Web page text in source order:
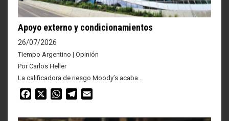
Apoyo externo y condicionamientos
26/07/2026
Tiempo Argentino | Opinión
Por Carlos Heller
La calificadora de riesgo Moody’s acaba...
Facebook WhatsAppTelegram